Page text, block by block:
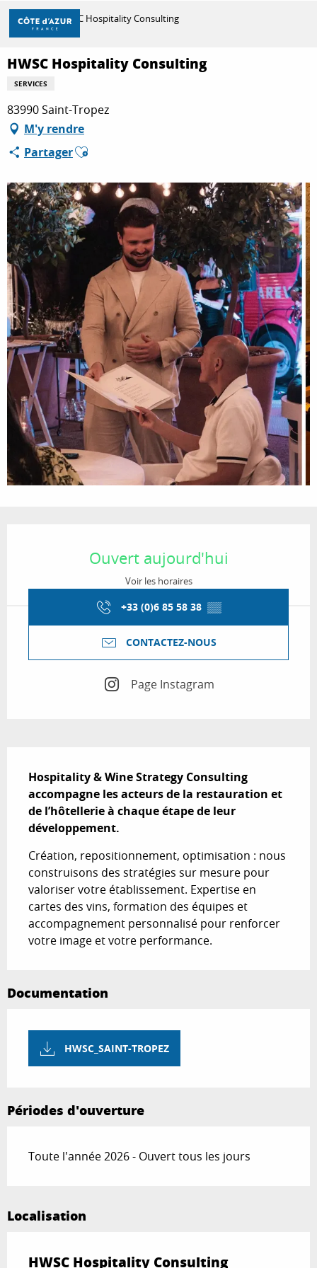
Aller
contenu
principal
DÉCOUVRIR
À FAIRE
SÉJOURNER
Accueil HWSC Hospitality Consulting
HWSC Hospitality Consulting
SERVICES
83990 Saint-Tropez
M'y rendre
PartagerAjouter aux favoris
Ouvert aujourd'hui
Voir les horaires
+33 (0)6 85 58 38 ▒▒
CONTACTEZ-NOUS
Page Instagram
Hospitality & Wine Strategy Consulting
accompagne les acteurs de la restauration et
de l’hôtellerie à chaque étape de leur
développement.
Création, repositionnement, optimisation : nous
construisons des stratégies sur mesure pour
valoriser votre établissement. Expertise en
cartes des vins, formation des équipes et
accompagnement personnalisé pour renforcer
votre image et votre performance.
Documentation
HWSC_SAINT-TROPEZ
Périodes d'ouverture
Toute l'année 2026 - Ouvert tous les jours
Localisation
HWSC Hospitality Consulting